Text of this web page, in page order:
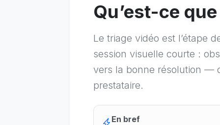
Qu’est-ce
Le triage vidéo est l’étape
session visuelle courte :
vers la bonne résolution —
prestataire.
En bref